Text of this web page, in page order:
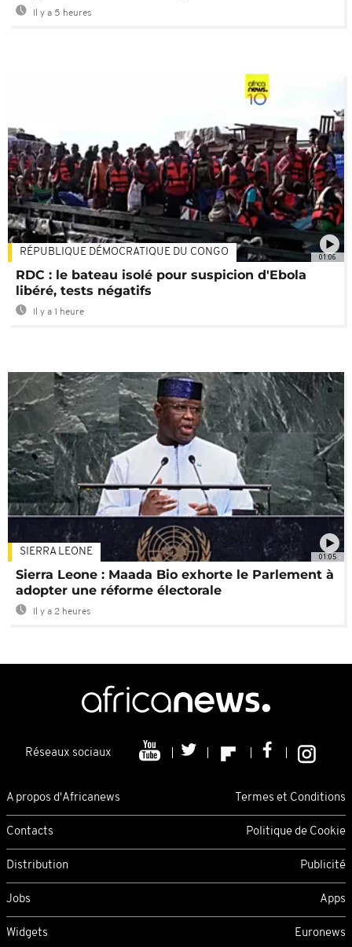
Il y a 5 heures
01:06
RÉPUBLIQUE DÉMOCRATIQUE DU CONGO
RDC : le bateau isolé pour suspicion d'Ebola
libéré, tests négatifs
Il y a 1 heure
01:05
SIERRA LEONE
Sierra Leone : Maada Bio exhorte le Parlement à
adopter une réforme électorale
Il y a 2 heures
Réseaux sociaux
A propos d'Africanews Termes et Conditions
Contacts Politique de Cookie
Distribution Publicité
Jobs Apps
Widgets Euronews